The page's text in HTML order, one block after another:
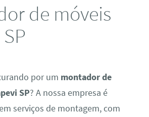
de móveis
por um montador de
SP? A nossa empresa é
serviços de montagem, com